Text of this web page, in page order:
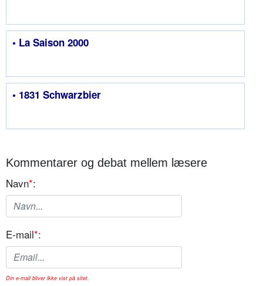
• La Saison 2000
• 1831 Schwarzbier
Kommentarer og debat mellem læsere
Navn*:
E-mail*:
Din e-mail bliver ikke vist på sitet.